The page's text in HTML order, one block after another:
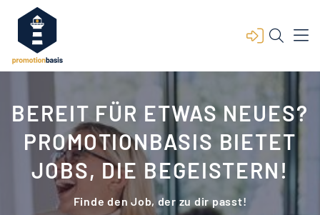
BEREIT FÜR ETWAS NEUES?
PROMOTIONBASIS BIETET
JOBS, DIE BEGEISTERN!
Finde den Job, der zu dir passt!